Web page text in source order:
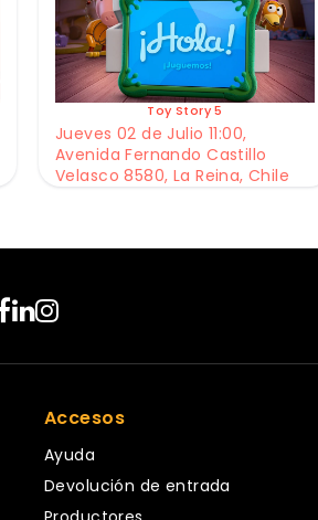
Toy Story 5
Jueves 02 de Julio 11:00,
Avenida Fernando Castillo
Velasco 8580, La Reina, Chile
Accesos
Ayuda
Devolución de entrada